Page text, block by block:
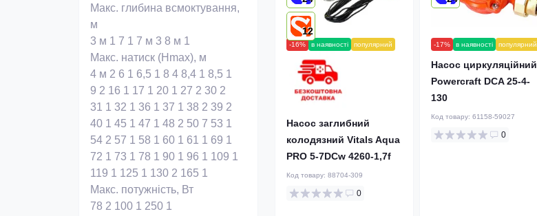
Макс. глибина всмоктування,
м
3 м 1 7 1 7 м 3 8 м 1
Макс. натиск (Нmax), м
4 м 2 6 1 6,5 1 8 4 8,4 1 8,5 1
9 2 16 1 17 1 20 1 27 2 30 2
31 1 32 1 36 1 37 1 38 2 39 2
40 1 45 1 47 1 48 2 50 7 53 1
54 2 57 1 58 1 60 1 61 1 69 1
72 1 73 1 78 1 90 1 96 1 109 1
119 1 125 1 130 2 165 1
Макс. потужність, Вт
78 2 100 1 250 1
-16% в наявності популярний
12
Насос заглибний
колодязний Vitals Aqua
PRO 5-7DCw 4260-1,7f
Код товару: 88704-309
0
-17% в наявності популярний
Насос циркуляційний
Powercraft DCA 25-4-
130
Код товару: 61158-59027
0